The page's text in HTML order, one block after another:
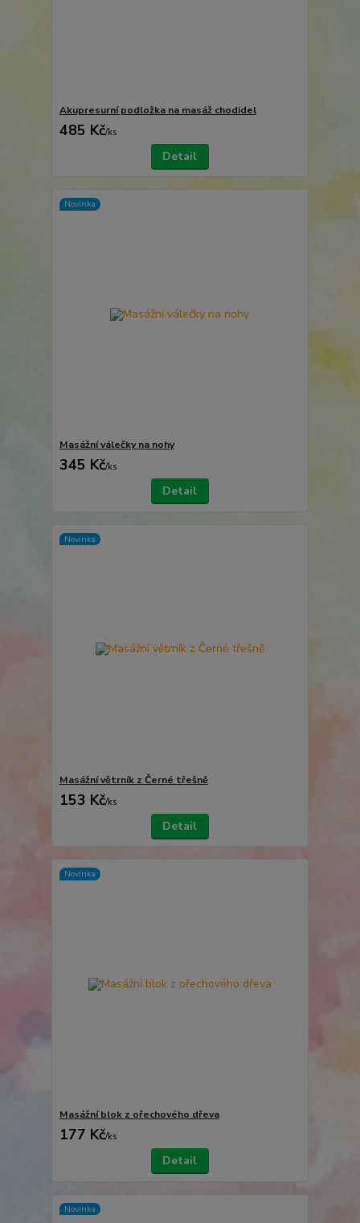
Akupresurní podložka na masáž chodidel
485 Kč/ks
Detail
Novinka
Masážní válečky na nohy
345 Kč/ks
Detail
Novinka
Masážní větrník z Černé třešně
153 Kč/ks
Detail
Novinka
Masážní blok z ořechového dřeva
177 Kč/ks
Detail
Novinka